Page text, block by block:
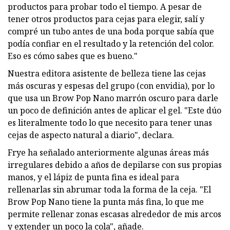
productos para probar todo el tiempo. A pesar de
tener otros productos para cejas para elegir, salí y
compré un tubo antes de una boda porque sabía que
podía confiar en el resultado y la retención del color.
Eso es cómo sabes que es bueno."
Nuestra editora asistente de belleza tiene las cejas
más oscuras y espesas del grupo (con envidia), por lo
que usa un Brow Pop Nano marrón oscuro para darle
un poco de definición antes de aplicar el gel. "Este dúo
es literalmente todo lo que necesito para tener unas
cejas de aspecto natural a diario", declara.
Frye ha señalado anteriormente algunas áreas más
irregulares debido a años de depilarse con sus propias
manos, y el lápiz de punta fina es ideal para
rellenarlas sin abrumar toda la forma de la ceja. "El
Brow Pop Nano tiene la punta más fina, lo que me
permite rellenar zonas escasas alrededor de mis arcos
y extender un poco la cola", añade.